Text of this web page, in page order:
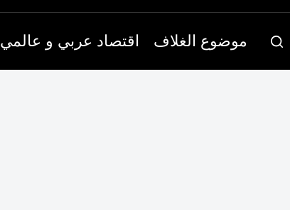
موضوع الغلاف اقتصاد عربي و عالمي